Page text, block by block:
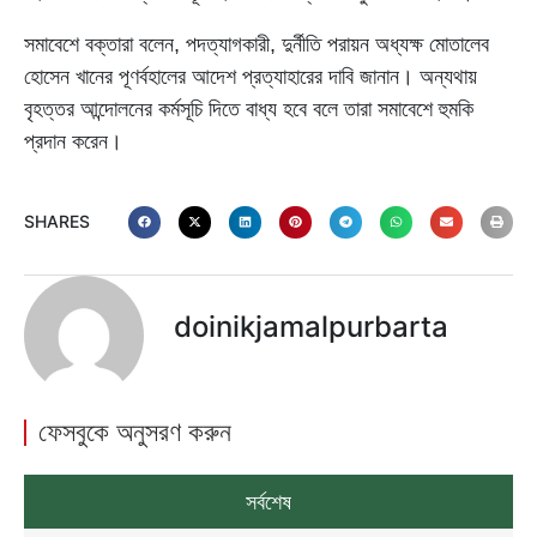
সমাবেশে বক্তারা বলেন, পদত্যাগকারী, দুর্নীতি পরায়ন অধ্যক্ষ মোতালেব
হোসেন খানের পূণর্বহালের আদেশ প্রত্যাহারের দাবি জানান। অন্যথায়
বৃহত্তর আন্দোলনের কর্মসূচি দিতে বাধ্য হবে বলে তারা সমাবেশে হুমকি
প্রদান করেন।
SHARES
doinikjamalpurbarta
ফেসবুকে অনুসরণ করুন
সর্বশেষ